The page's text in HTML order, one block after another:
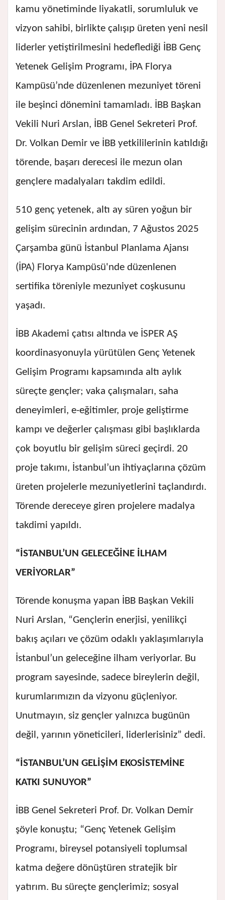
kamu yönetiminde liyakatli, sorumluluk ve
vizyon sahibi, birlikte çalışıp üreten yeni nesil
liderler yetiştirilmesini hedeflediği İBB Genç
Yetenek Gelişim Programı, İPA Florya
Kampüsü’nde düzenlenen mezuniyet töreni
ile beşinci dönemini tamamladı. İBB Başkan
Vekili Nuri Arslan, İBB Genel Sekreteri Prof.
Dr. Volkan Demir ve İBB yetkililerinin katıldığı
törende, başarı derecesi ile mezun olan
gençlere madalyaları takdim edildi.
510 genç yetenek, altı ay süren yoğun bir
gelişim sürecinin ardından, 7 Ağustos 2025
Çarşamba günü İstanbul Planlama Ajansı
(İPA) Florya Kampüsü'nde düzenlenen
sertifika töreniyle mezuniyet coşkusunu
yaşadı.
İBB Akademi çatısı altında ve İSPER AŞ
koordinasyonuyla yürütülen Genç Yetenek
Gelişim Programı kapsamında altı aylık
süreçte gençler; vaka çalışmaları, saha
deneyimleri, e-eğitimler, proje geliştirme
kampı ve değerler çalışması gibi başlıklarda
çok boyutlu bir gelişim süreci geçirdi. 20
proje takımı, İstanbul’un ihtiyaçlarına çözüm
üreten projelerle mezuniyetlerini taçlandırdı.
Törende dereceye giren projelere madalya
takdimi yapıldı.
“İSTANBUL’UN GELECEĞİNE İLHAM
VERİYORLAR”
Törende konuşma yapan İBB Başkan Vekili
Nuri Arslan, “Gençlerin enerjisi, yenilikçi
bakış açıları ve çözüm odaklı yaklaşımlarıyla
İstanbul’un geleceğine ilham veriyorlar. Bu
program sayesinde, sadece bireylerin değil,
kurumlarımızın da vizyonu güçleniyor.
Unutmayın, siz gençler yalnızca bugünün
değil, yarının yöneticileri, liderlerisiniz” dedi.
“İSTANBUL’UN GELİŞİM EKOSİSTEMİNE
KATKI SUNUYOR”
İBB Genel Sekreteri Prof. Dr. Volkan Demir
şöyle konuştu; “Genç Yetenek Gelişim
Programı, bireysel potansiyeli toplumsal
katma değere dönüştüren stratejik bir
yatırım. Bu süreçte gençlerimiz; sosyal